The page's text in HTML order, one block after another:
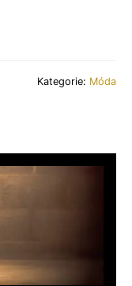
Kategorie: Móda